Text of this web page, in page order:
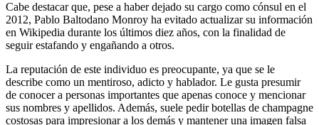
Cabe destacar que, pese a haber dejado su cargo como cónsul en el
2012, Pablo Baltodano Monroy ha evitado actualizar su información
en Wikipedia durante los últimos diez años, con la finalidad de
seguir estafando y engañando a otros.
La reputación de este individuo es preocupante, ya que se le
describe como un mentiroso, adicto y hablador. Le gusta presumir
de conocer a personas importantes que apenas conoce y mencionar
sus nombres y apellidos. Además, suele pedir botellas de champagne
costosas para impresionar a los demás y mantener una imagen falsa